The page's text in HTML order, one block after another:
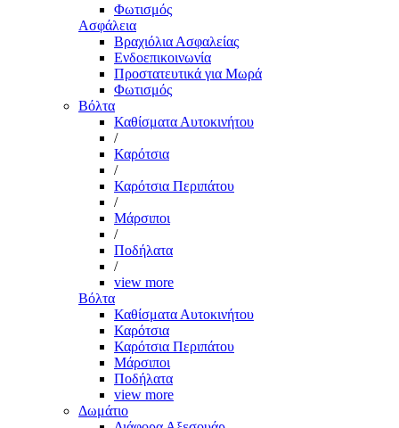
Φωτισμός
Ασφάλεια
Βραχιόλια Ασφαλείας
Ενδοεπικοινωνία
Προστατευτικά για Μωρά
Φωτισμός
Βόλτα
Καθίσματα Αυτοκινήτου
/
Καρότσια
/
Καρότσια Περιπάτου
/
Μάρσιποι
/
Ποδήλατα
/
view more
Βόλτα
Καθίσματα Αυτοκινήτου
Καρότσια
Καρότσια Περιπάτου
Μάρσιποι
Ποδήλατα
view more
Δωμάτιο